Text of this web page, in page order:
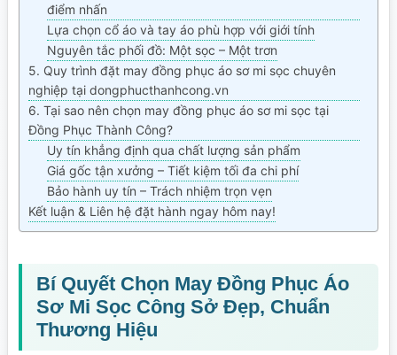
điểm nhấn
Lựa chọn cổ áo và tay áo phù hợp với giới tính
Nguyên tắc phối đồ: Một sọc – Một trơn
5. Quy trình đặt may đồng phục áo sơ mi sọc chuyên
nghiệp tại dongphucthanhcong.vn
6. Tại sao nên chọn may đồng phục áo sơ mi sọc tại
Đồng Phục Thành Công?
Uy tín khẳng định qua chất lượng sản phẩm
Giá gốc tận xưởng – Tiết kiệm tối đa chi phí
Bảo hành uy tín – Trách nhiệm trọn vẹn
Kết luận & Liên hệ đặt hành ngay hôm nay!
Bí Quyết Chọn May Đồng Phục Áo
Sơ Mi Sọc Công Sở Đẹp, Chuẩn
Thương Hiệu